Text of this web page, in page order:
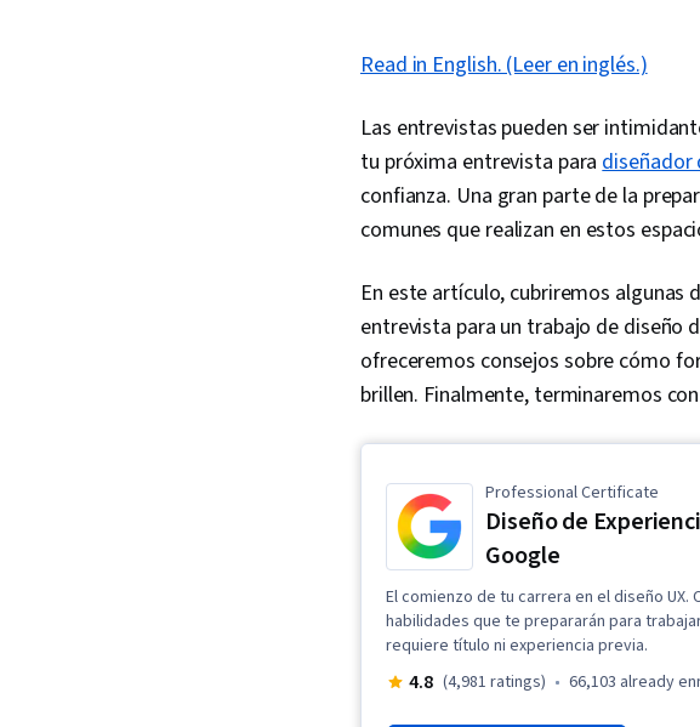
Read in English. (Leer en inglés.)
Las entrevistas pueden ser
tu próxima entrevista paradiseñador
confianza. Una gran parte de la
comunes que realizan en estos
En este artículo, cubriremos algunas
entrevista para un trabajo de diseño
ofreceremos consejos sobre cómo
brillen. Finalmente, terminaremos
Professional Certificate
Diseño de
Google
El comienzo de tu carrera en el diseño
habilidades que te prepararán para
requiere título ni experiencia previa.
4.8 (4,981 ratings) 66,103 already